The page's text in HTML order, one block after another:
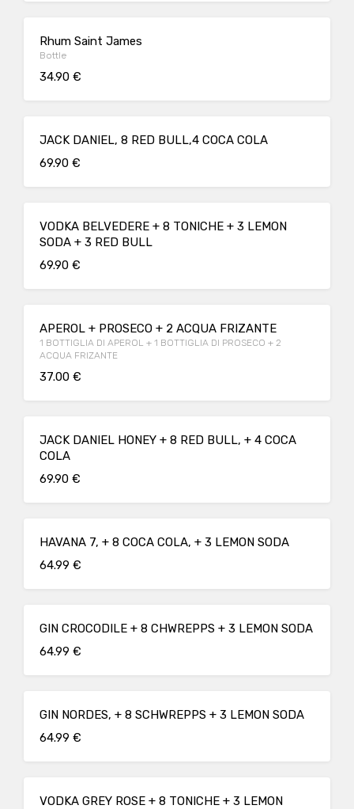
Rhum Saint James
Bottle
34.90 €
JACK DANIEL, 8 RED BULL,4 COCA COLA
69.90 €
VODKA BELVEDERE + 8 TONICHE + 3 LEMON
SODA + 3 RED BULL
69.90 €
APEROL + PROSECO + 2 ACQUA FRIZANTE
1 BOTTIGLIA DI APEROL + 1 BOTTIGLIA DI PROSECO + 2
ACQUA FRIZANTE
37.00 €
JACK DANIEL HONEY + 8 RED BULL, + 4 COCA
COLA
69.90 €
HAVANA 7, + 8 COCA COLA, + 3 LEMON SODA
64.99 €
GIN CROCODILE + 8 CHWREPPS + 3 LEMON SODA
64.99 €
GIN NORDES, + 8 SCHWREPPS + 3 LEMON SODA
64.99 €
VODKA GREY ROSE + 8 TONICHE + 3 LEMON